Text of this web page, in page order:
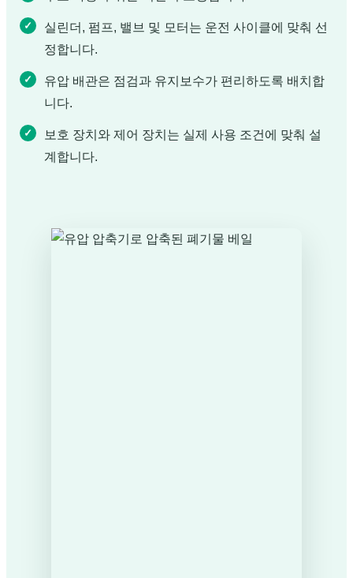
실린더, 펌프, 밸브 및 모터는 운전 사이클에 맞춰 선
정합니다.
유압 배관은 점검과 유지보수가 편리하도록 배치합
니다.
보호 장치와 제어 장치는 실제 사용 조건에 맞춰 설
계합니다.